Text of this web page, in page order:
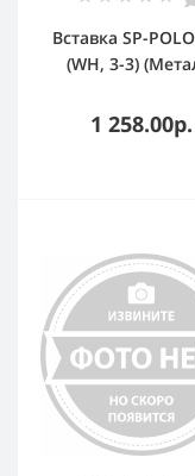
Вставка SP-
(WH, 3-3)
1 258.00р.